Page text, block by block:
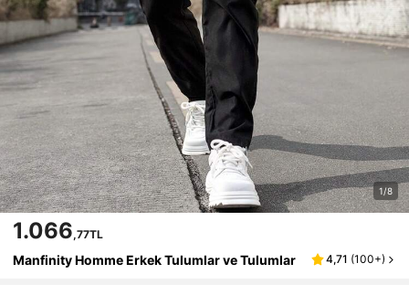
1/8
1.066,77TL
Manfinity Homme Erkek Tulumlar ve Tulumlar 4,71 (100+)